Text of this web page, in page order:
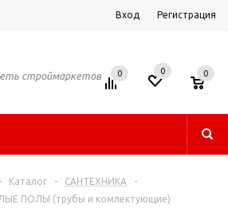
Вход Регистрация
строймаркетов 0 0 0
- Каталог - САНТЕХНИКА
-
ПОЛЫ (трубы и комлектующие)